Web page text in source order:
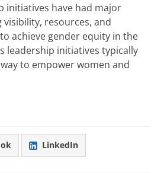
initiatives have had major
resources, and
achieve gender equity in the
leadership initiatives typically
to empower women and
LinkedIn